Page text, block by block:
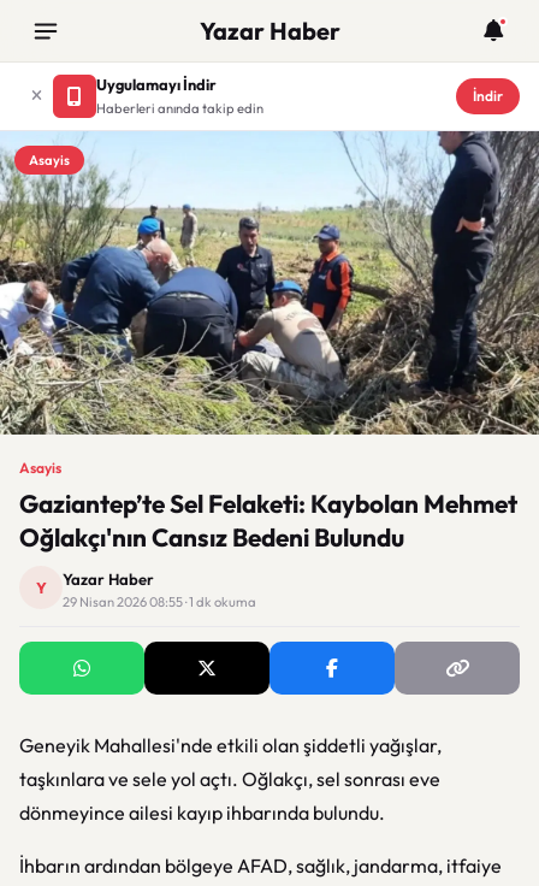
Yazar Haber
Uygulamayı İndir
Haberleri anında takip edin
İndir
Asayis
Asayis
Gaziantep’te Sel Felaketi: Kaybolan Mehmet
Oğlakçı'nın Cansız Bedeni Bulundu
Y Yazar Haber
29 Nisan 2026 08:55 · 1 dk okuma
Geneyik Mahallesi'nde etkili olan şiddetli yağışlar,
taşkınlara ve sele yol açtı. Oğlakçı, sel sonrası eve
dönmeyince ailesi kayıp ihbarında bulundu.
İhbarın ardından bölgeye AFAD, sağlık, jandarma, itfaiye